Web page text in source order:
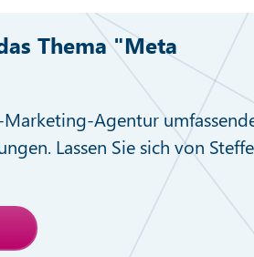
Thema "Meta
Agentur
Lassen Sie sich von